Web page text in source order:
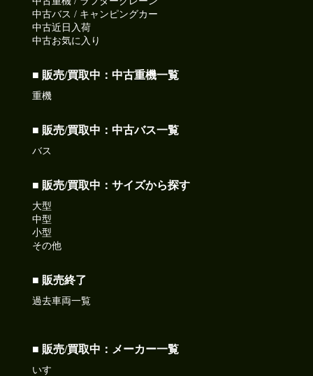
中古バス / キャンピングカー
中古近日入荷
中古お気に入り
■ 販売/買取中：中古重機一覧
重機
■ 販売/買取中：中古バス一覧
バス
■ 販売/買取中：サイズから探す
大型
中型
小型
その他
■ 販売終了
過去車両一覧
■ 販売/買取中：メーカー一覧
いすゞ